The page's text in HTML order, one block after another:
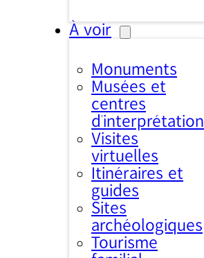
À voir
Monuments
Musées et
centres
d’interprétation
Visites
virtuelles
Itinéraires et
guides
Sites
archéologiques
Tourisme